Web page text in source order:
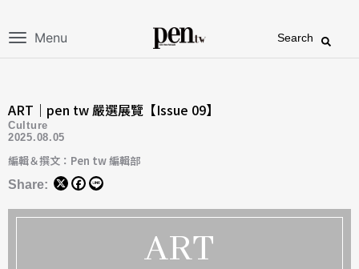
Menu Search
ART｜pen tw 嚴選展覽【Issue 09】
Culture
2025.08.05
編輯＆撰文：Pen tw 編輯部
Share:
ART